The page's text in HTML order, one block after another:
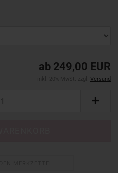
ab 249,00 EUR
Versand